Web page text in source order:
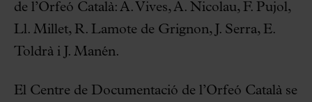
de l’Orfeó Català: A. Vives, A. Nicolau, F. Pujol,
Ll. Millet, R. Lamote de Grignon, J. Serra, E.
Toldrà i J. Manén.
El Centre de Documentació de l’Orfeó Català se